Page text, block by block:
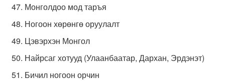
Монголдоо мод таръя
Ногоон хөрөнгө оруулалт
Цэвэрхэн Монгол
Найрсаг хотууд (Улаанбаатар, Дархан, Эрдэнэт)
Бичил ногоон орчин